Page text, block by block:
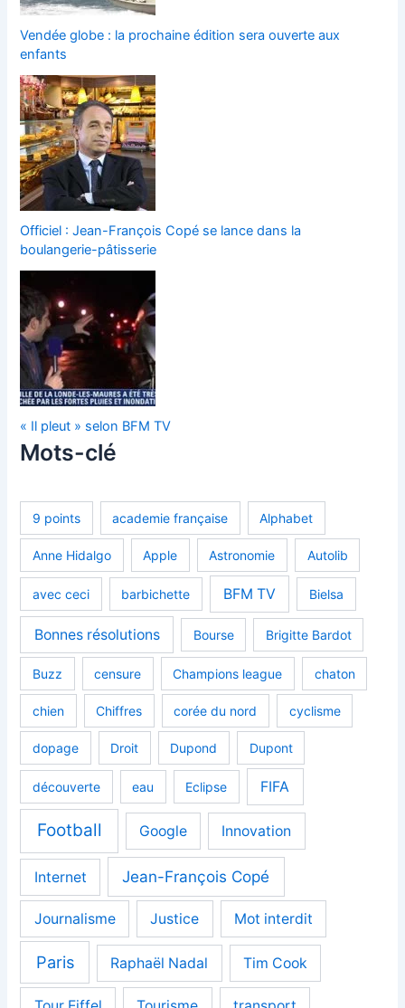
Vendée globe : la prochaine édition sera ouverte aux
enfants
Officiel : Jean-François Copé se lance dans la
boulangerie-pâtisserie
« Il pleut » selon BFM TV
Mots-clé
9 points academie française Alphabet
Anne Hidalgo Apple Astronomie Autolib
avec ceci barbichette BFM TV Bielsa
Bonnes résolutions Bourse Brigitte Bardot
Buzz censure Champions league chaton
chien Chiffres corée du nord cyclisme
dopage Droit Dupond Dupont
découverte eau Eclipse FIFA
Football Google Innovation
Internet Jean-François Copé
Journalisme Justice Mot interdit
Paris Raphaël Nadal Tim Cook